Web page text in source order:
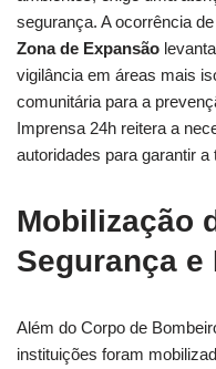
segurança. A ocorrência
Zona de Expansão
vigilância em áreas mais
comunitária para a
Imprensa 24h reitera a
autoridades para garantir
Mobilização
Segurança
Além do Corpo de
instituições foram